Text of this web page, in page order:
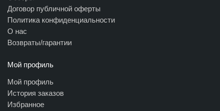
Договор публичной оферты
Политика конфиденциальности
О нас
Возвраты/гарантии
Мой профиль
Мой профиль
История заказов
Избранное